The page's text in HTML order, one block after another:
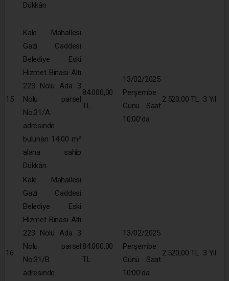
Dükkân
15
Kale Mahallesi
Gazi Caddesi
Belediye Eski
Hizmet Binası Altı
223 Nolu Ada 3
Nolu parsel
No:31/A
adresinde
bulunan 14.00 m²
alana sahip
Dükkân
84.000,00
TL
13/02/2025
Perşembe
Günü Saat
10:00’da
2.520,00 TL 3 Yıl
16
Kale Mahallesi
Gazi Caddesi
Belediye Eski
Hizmet Binası Altı
223 Nolu Ada 3
Nolu parsel
No:31/B
adresinde
84.000,00
TL
13/02/2025
Perşembe
Günü Saat
10:00’da
2.520,00 TL 3 Yıl